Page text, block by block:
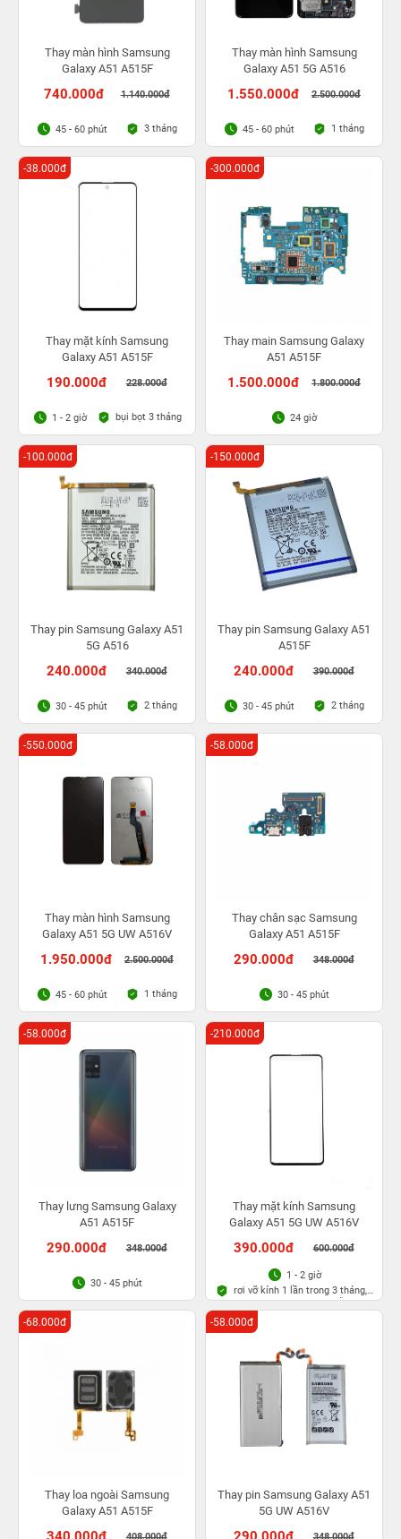
Thay màn hình Samsung
Galaxy A51 A515F
740.000đ 1.140.000đ
45 - 60 phút 3 tháng
Thay màn hình Samsung
Galaxy A51 5G A516
1.550.000đ 2.500.000đ
45 - 60 phút 1 tháng
Thay mặt kính Samsung
Galaxy A51 A515F
190.000đ 228.000đ
-38.000đ
1 - 2 giờ bụi bọt 3 tháng
Thay main Samsung Galaxy
A51 A515F
1.500.000đ 1.800.000đ
-300.000đ
24 giờ
Thay pin Samsung Galaxy A51
5G A516
240.000đ 340.000đ
-100.000đ
30 - 45 phút 2 tháng
Thay pin Samsung Galaxy A51
A515F
240.000đ 390.000đ
-150.000đ
30 - 45 phút 2 tháng
Thay màn hình Samsung
Galaxy A51 5G UW A516V
1.950.000đ 2.500.000đ
-550.000đ
45 - 60 phút 1 tháng
Thay chân sạc Samsung
Galaxy A51 A515F
290.000đ 348.000đ
-58.000đ
30 - 45 phút
Thay lưng Samsung Galaxy
A51 A515F
290.000đ 348.000đ
-58.000đ
30 - 45 phút
Thay mặt kính Samsung
Galaxy A51 5G UW A516V
390.000đ 600.000đ
-210.000đ
1 - 2 giờ
rơi vỡ kính 1 lần trong 3 tháng,
Bảo hành bụi bọt vĩnh viễn
Thay loa ngoài Samsung
Galaxy A51 A515F
-68.000đ
Thay pin Samsung Galaxy A51
5G UW A516V
-58.000đ